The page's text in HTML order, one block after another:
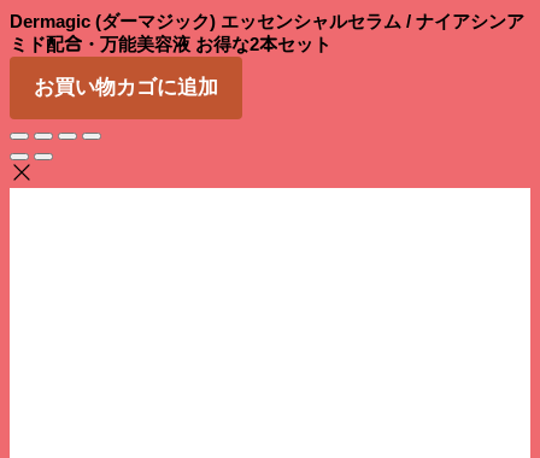
Dermagic (ダーマジック) エッセンシャルセラム / ナイアシンア
ミド配合・万能美容液 お得な2本セット
お買い物カゴに追加